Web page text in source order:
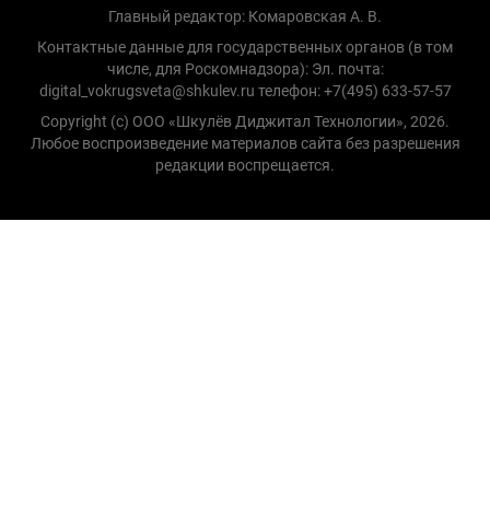
Главный редактор: Комаровская А. В.
Контактные данные для государственных органов (в том
числе, для Роскомнадзора): Эл. почта:
digital_vokrugsveta@shkulev.ru телефон: +7(495) 633-57-57
Copyright (с) ООО «Шкулёв Диджитал Технологии», 2026.
Любое воспроизведение материалов сайта без разрешения
редакции воспрещается.